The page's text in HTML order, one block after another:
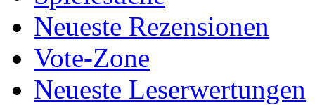
Neueste Rezensionen
Vote-Zone
Neueste Leserwertungen